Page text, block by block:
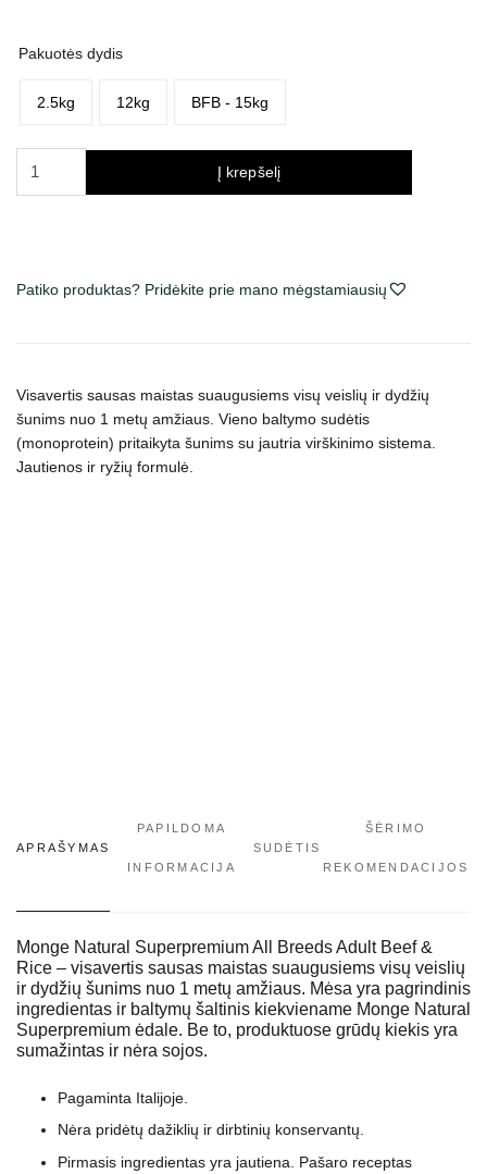
Pakuotės dydis
2.5kg 12kg BFB - 15kg
produkto
All
&
Rice
sausas
maistas
Į krepšelį
Patiko produktas? Pridėkite prie mano mėgstamiausių
Visavertis sausas maistas suaugusiems visų veislių ir dydžių
šunims nuo 1 metų amžiaus. Vieno baltymo sudėtis
(monoprotein) pritaikyta šunims su jautria virškinimo sistema.
Jautienos ir ryžių formulė.
APRAŠYMAS
PAPILDOMA
INFORMACIJA
SUDĖTIS
ŠĖRIMO
REKOMENDACIJOS
Monge Natural Superpremium All Breeds Adult Beef &
Rice – visavertis sausas maistas suaugusiems visų veislių
ir dydžių šunims nuo 1 metų amžiaus. Mėsa yra pagrindinis
ingredientas ir baltymų šaltinis kiekviename Monge Natural
Superpremium ėdale. Be to, produktuose grūdų kiekis yra
sumažintas ir nėra sojos.
Pagaminta Italijoje.
Nėra pridėtų dažiklių ir dirbtinių konservantų.
Pirmasis ingredientas yra jautiena. Pašaro receptas